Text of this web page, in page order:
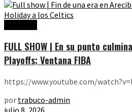
FULL SHOW | En su punto
Playoffs; Ventana FIBA
https://www.youtube.com/
por trabuco-admin